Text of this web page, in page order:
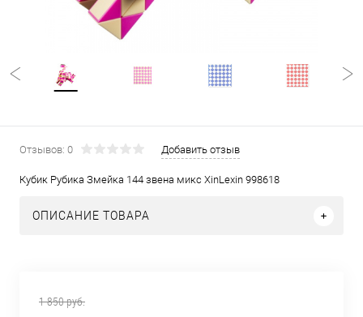
Отзывов: 0 Добавить отзыв
Кубик Рубика Змейка 144 звена микс XinLexin 998618
ОПИСАНИЕ ТОВАРА
1 850 руб.